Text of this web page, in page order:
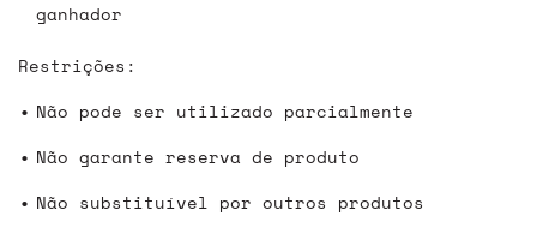
ganhador
Restrições:
Não pode ser utilizado parcialmente
Não garante reserva de produto
Não substituível por outros produtos